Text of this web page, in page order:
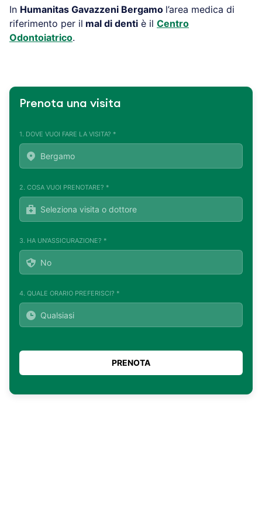
In Humanitas Gavazzeni Bergamo l’area medica di
riferimento per il mal di denti è il Centro
Odontoiatrico.
Prenota una visita
1. DOVE VUOI FARE LA VISITA? *
2. COSA VUOI PRENOTARE? *
3. HA UN'ASSICURAZIONE? *
4. QUALE ORARIO PREFERISCI? *